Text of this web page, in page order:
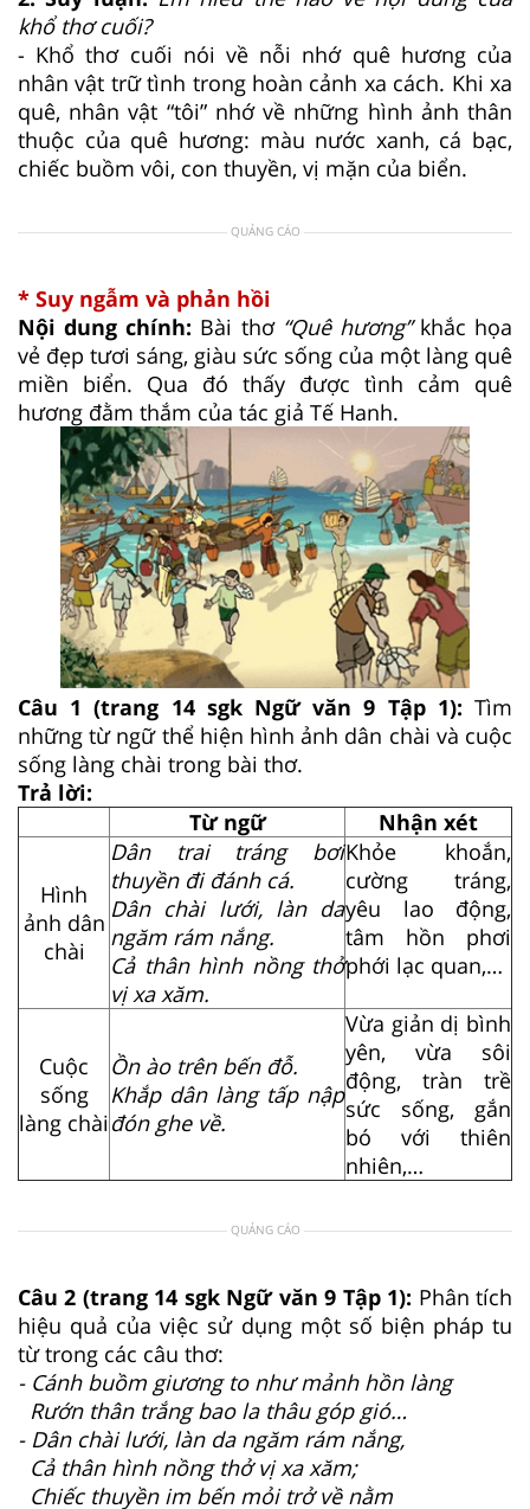
khổ thơ cuối?
- Khổ thơ cuối nói về nỗi nhớ quê hương của
nhân vật trữ tình trong hoàn cảnh xa cách. Khi xa
quê, nhân vật “tôi” nhớ về những hình ảnh thân
thuộc của quê hương: màu nước xanh, cá bạc,
chiếc buồm vôi, con thuyền, vị mặn của biển.
QUẢNG CÁO
* Suy ngẫm và phản hồi
Nội dung chính: Bài thơ “Quê hương”khắc họa
vẻ đẹp tươi sáng, giàu sức sống của một làng quê
miền biển. Qua đó thấy được tình cảm quê
hương đằm thắm của tác giả Tế Hanh.
Câu 1 (trang 14 sgk Ngữ văn 9 Tập 1): Tìm
những từ ngữ thể hiện hình ảnh dân chài và cuộc
sống làng chài trong bài thơ.
Trả lời:
Từ ngữ
Nhận xét
Hình
ảnh dân
chài
Dân trai tráng bơi
thuyền đi đánh cá.
Dân chài lưới, làn da
ngăm rám nắng.
Cả thân hình nồng thở
vị xa xăm.
Khỏe khoắn,
cường tráng,
yêu lao động,
tâm hồn phơi
phới lạc quan,…
Cuộc
sống
làng chài
Ồn ào trên bến đỗ.
Khắp dân làng tấp nập
đón ghe về.
Vừa giản dị bình
yên, vừa sôi
động, tràn trề
sức sống, gắn
bó với thiên
nhiên,…
QUẢNG CÁO
Câu 2 (trang 14 sgk Ngữ văn 9 Tập 1): Phân tích
hiệu quả của việc sử dụng một số biện pháp tu
từ trong các câu thơ:
- Cánh buồm giương to như mảnh hồn làng
Rướn thân trắng bao la thâu góp gió…
- Dân chài lưới, làn da ngăm rám nắng,
Cả thân hình nồng thở vị xa xăm;
Chiếc thuyền im bến mỏi trở về nằm